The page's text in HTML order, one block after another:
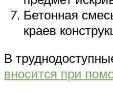
Бетонная
краев
В
вносится при